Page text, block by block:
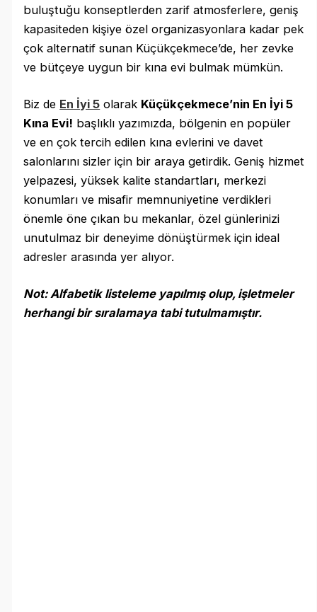
buluştuğu konseptlerden zarif atmosferlere, geniş
kapasiteden kişiye özel organizasyonlara kadar pek
çok alternatif sunan Küçükçekmece’de, her zevke
ve bütçeye uygun bir kına evi bulmak mümkün.
Biz de En İyi 5 olarak Küçükçekmece’nin En İyi 5
Kına Evi! başlıklı yazımızda, bölgenin en popüler
ve en çok tercih edilen kına evlerini ve davet
salonlarını sizler için bir araya getirdik. Geniş hizmet
yelpazesi, yüksek kalite standartları, merkezi
konumları ve misafir memnuniyetine verdikleri
önemle öne çıkan bu mekanlar, özel günlerinizi
unutulmaz bir deneyime dönüştürmek için ideal
adresler arasında yer alıyor.
Not: Alfabetik listeleme yapılmış olup, işletmeler
herhangi bir sıralamaya tabi tutulmamıştır.